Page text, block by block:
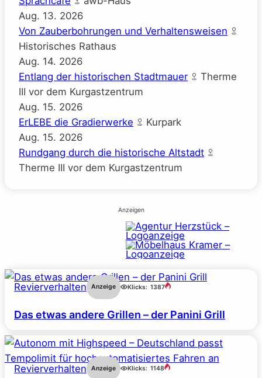
Aug. 13. 2026
Von Zauberbohrungen und Verhaltensweisen
Historisches Rathaus
Aug. 14. 2026
Entlang der historischen Stadtmauer
Therme
III vor dem Kurgastzentrum
Aug. 15. 2026
ErLEBE die Gradierwerke
Kurpark
Aug. 15. 2026
Rundgang durch die historische Altstadt
Therme III vor dem Kurgastzentrum
Anzeigen
Revierverhalten Anzeige Klicks: 1387
Das etwas andere Grillen – der Panini Grill
Revierverhalten Anzeige Klicks: 1148